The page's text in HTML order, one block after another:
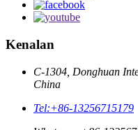
Kenalan
C-1304, Donghuan
China
Tel:+86-13256715179